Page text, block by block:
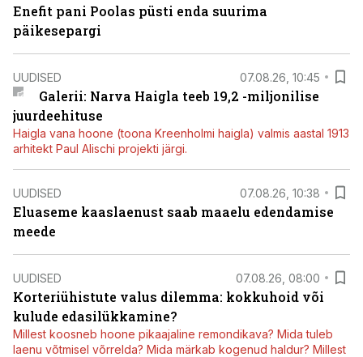
Enefit pani Poolas püsti enda suurima
päikesepargi
UUDISED 07.08.26, 10:45
Galerii: Narva Haigla teeb 19,2 -miljonilise
juurdeehituse
Haigla vana hoone (toona Kreenholmi haigla) valmis aastal 1913
arhitekt Paul Alischi projekti järgi.
UUDISED 07.08.26, 10:38
Eluaseme kaaslaenust saab maaelu edendamise
meede
UUDISED 07.08.26, 08:00
Korteriühistute valus dilemma: kokkuhoid või
kulude edasilükkamine?
Millest koosneb hoone pikaajaline remondikava? Mida tuleb
laenu võtmisel võrrelda? Mida märkab kogenud haldur? Millest